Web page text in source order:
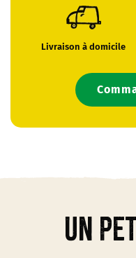
Livraison à domicile
Un